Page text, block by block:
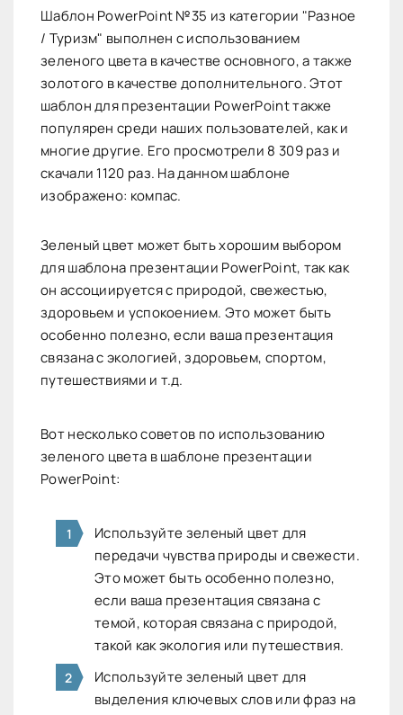
Шаблон PowerPoint №35 из категории "Разное
/ Туризм" выполнен с использованием
зеленого цвета в качестве основного, а также
золотого в качестве дополнительного. Этот
шаблон для презентации PowerPoint также
популярен среди наших пользователей, как и
многие другие. Его просмотрели 8 309 раз и
скачали 1120 раз. На данном шаблоне
изображено: компас.
Зеленый цвет может быть хорошим выбором
для шаблона презентации PowerPoint, так как
он ассоциируется с природой, свежестью,
здоровьем и успокоением. Это может быть
особенно полезно, если ваша презентация
связана с экологией, здоровьем, спортом,
путешествиями и т.д.
Вот несколько советов по использованию
зеленого цвета в шаблоне презентации
PowerPoint:
Используйте зеленый цвет для
передачи чувства природы и свежести.
Это может быть особенно полезно,
если ваша презентация связана с
темой, которая связана с природой,
такой как экология или путешествия.
Используйте зеленый цвет для
выделения ключевых слов или фраз на